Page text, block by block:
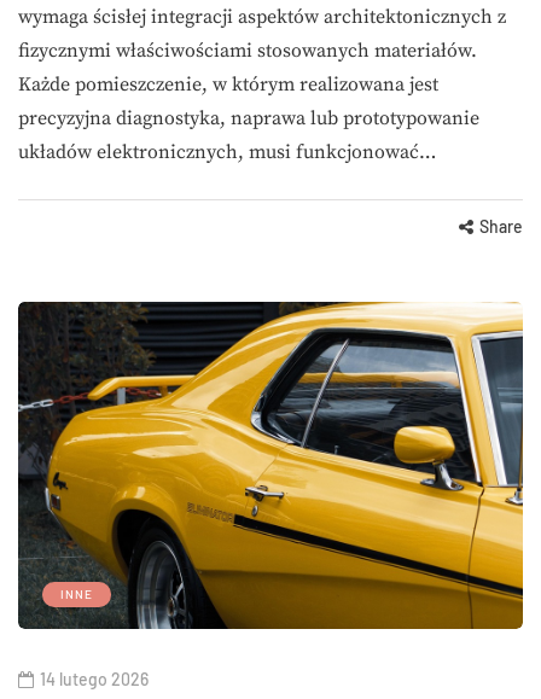
wymaga ścisłej integracji aspektów architektonicznych z
fizycznymi właściwościami stosowanych materiałów.
Każde pomieszczenie, w którym realizowana jest
precyzyjna diagnostyka, naprawa lub prototypowanie
układów elektronicznych, musi funkcjonować…
Share
INNE
14 lutego 2026